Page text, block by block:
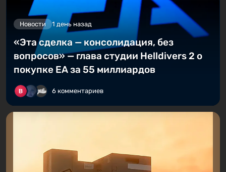
Новости 1 день назад
«Эта сделка — консолидация, без
вопросов» — глава студии Helldivers 2 о
покупке EA за 55 миллиардов
6 комментариев